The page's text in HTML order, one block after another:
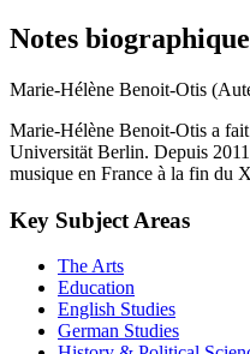
Notes
Marie-Hélène Benoit-Otis
Marie-Hélène Benoit-Otis a fait
Universität Berlin. Depuis
musique en France à la fin du
Key Subject Areas
The Arts
Education
English Studies
German Studies